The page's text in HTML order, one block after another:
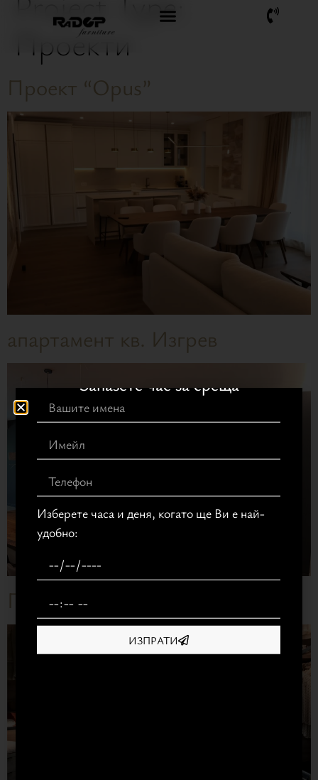
Проекти
Проект “Opus”
апартамент кв. Изгрев
Гардероби “Open” реализация
Запазете час за среща
Изберете часа и деня, когато ще Ви е най-
удобно:
ИЗПРАТИ